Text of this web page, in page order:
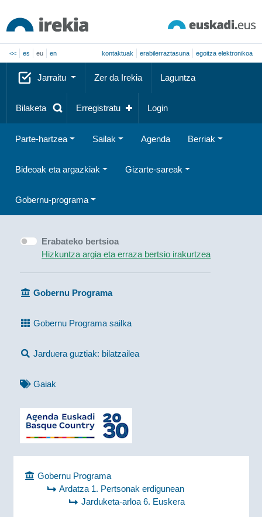
<< es eu en kontaktuak erabilerraztasuna egoitza elektronikoa
Jarraitu Zer da Irekia Laguntza
Bilaketa Erregistratu Login
Parte-hartzea Sailak Agenda Berriak
Bideoak eta argazkiak Gizarte-sareak
Gobernu-programa
Erabateko bertsioa
Hizkuntza argia eta erraza bertsio irakurtzea
Gobernu Programa
Gobernu Programa sailka
Jarduera guztiak: bilatzailea
Gaiak
Gobernu Programa
Ardatza 1. Pertsonak erdigunean
Jarduketa-arloa 6. Euskera